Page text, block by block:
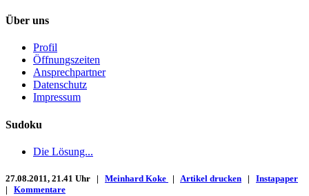
Über uns
Profil
Öffnungszeiten
Ansprechpartner
Datenschutz
Impressum
Sudoku
Die Lösung...
27.08.2011, 21.41 Uhr | Meinhard Koke | Artikel drucken | Instapaper
| Kommentare